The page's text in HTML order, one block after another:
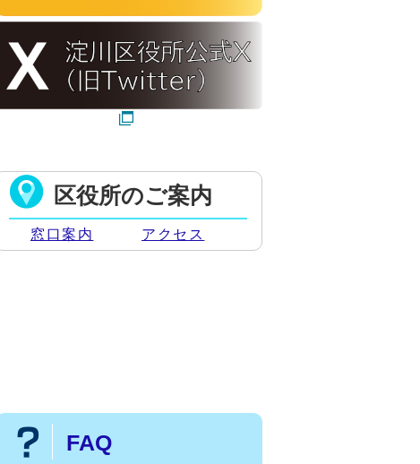
区役所のご案内
窓口案内 アクセス
FAQ